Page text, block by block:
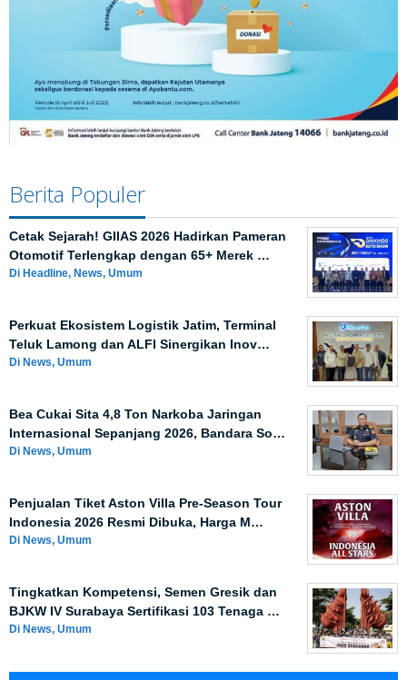
Berita Populer
Cetak Sejarah! GIIAS 2026 Hadirkan Pameran
Otomotif Terlengkap dengan 65+ Merek …
Di Headline, News, Umum
Perkuat Ekosistem Logistik Jatim, Terminal
Teluk Lamong dan ALFI Sinergikan Inov…
Di News, Umum
Bea Cukai Sita 4,8 Ton Narkoba Jaringan
Internasional Sepanjang 2026, Bandara So…
Di News, Umum
Penjualan Tiket Aston Villa Pre-Season Tour
Indonesia 2026 Resmi Dibuka, Harga M…
Di News, Umum
Tingkatkan Kompetensi, Semen Gresik dan
BJKW IV Surabaya Sertifikasi 103 Tenaga …
Di News, Umum